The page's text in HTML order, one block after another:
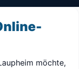
möchte,